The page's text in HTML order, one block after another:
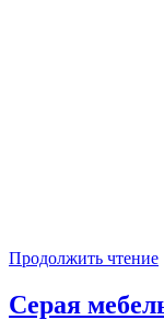
Продолжить чтение
Серая